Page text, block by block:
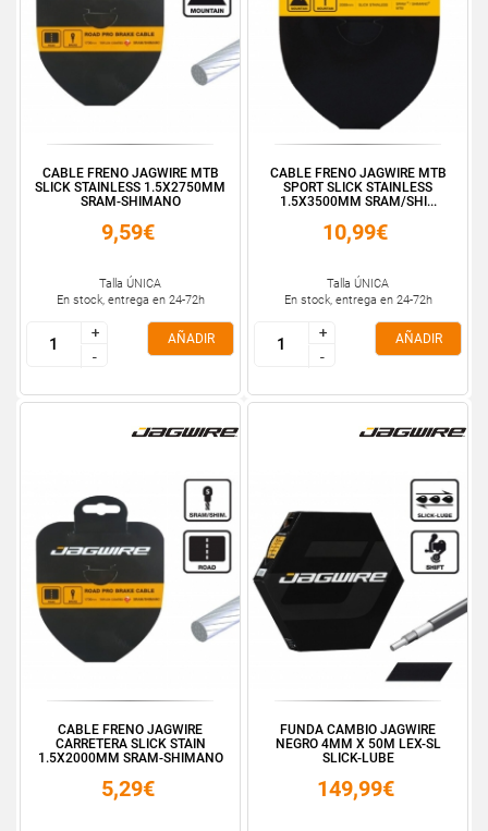
CABLE FRENO JAGWIRE MTB
SLICK STAINLESS 1.5X2750MM
SRAM-SHIMANO
9,59€
Talla ÚNICA
En stock, entrega en 24-72h
+
-
+
-
AÑADIR
CABLE FRENO JAGWIRE MTB
SPORT SLICK STAINLESS
1.5X3500MM SRAM/SHI...
10,99€
Talla ÚNICA
En stock, entrega en 24-72h
+
-
+
-
AÑADIR
CABLE FRENO JAGWIRE
CARRETERA SLICK STAIN
1.5X2000MM SRAM-SHIMANO
5,29€
FUNDA CAMBIO JAGWIRE
NEGRO 4MM X 50M LEX-SL
SLICK-LUBE
149,99€